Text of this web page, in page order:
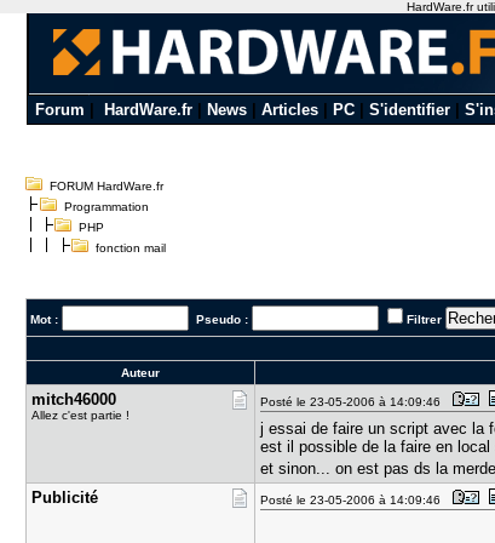
Forum HardWare.fr| News| Articles| PC| S'identifier|
FORUM HardWare.fr
Programmation
PHP
fonction mail
Mot : Pseudo : Filtrer
Auteur
mitch46000
Allez c'est partie !
Posté le 23-05-2006 à 14:09:46
j essai de faire un script avec la
est il possible de la faire en
et sinon... on est pas ds la
Publicité
Posté le 23-05-2006 à 14:09:46
HardWare.fr